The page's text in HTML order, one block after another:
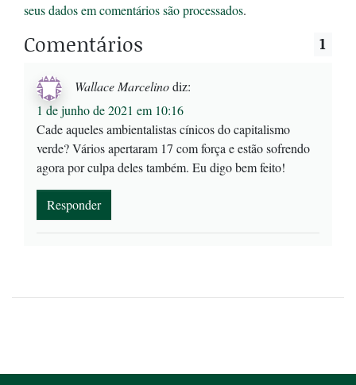
seus dados em comentários são processados.
Comentários 1
Wallace Marcelinodiz:
1 de junho de 2021 em 10:16
Cade aqueles ambientalistas cínicos do capitalismo
verde? Vários apertaram 17 com força e estão sofrendo
agora por culpa deles também. Eu digo bem feito!
Responder